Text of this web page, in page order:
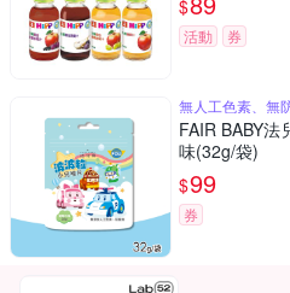
$
活動 券
無人工色素、無
FAIR BABY
味(32g/袋)
$99
券